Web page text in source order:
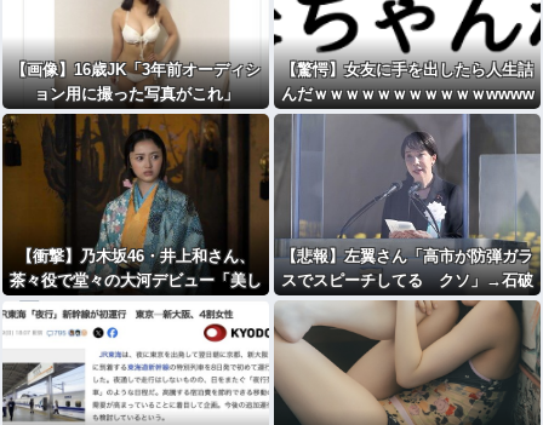
【画像】16歳JK「3年前オーディシ
ョン用に撮った写真がこれ」
【驚愕】女友に手を出したら人生詰
んだｗｗｗｗｗｗｗｗｗｗｗwwww
【衝撃】乃木坂46・井上和さん、
茶々役で堂々の大河デビュー「美し
い」「迫力あった」ｗｗｗｗｗｗｗ
ｗｗｗ
【悲報】左翼さん「高市が防弾ガラ
スでスピーチしてる クソ」→石破
もしていた